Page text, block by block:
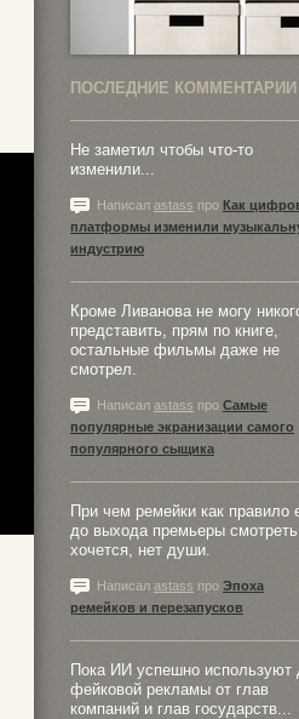
ПОСЛЕДНИЕ КОММЕНТАРИИ
Не заметил чтобы что-то
изменили...
Написал astass про Как
платформы изменили
индустрию
Кроме Ливанова не могу
представить, прям по книге,
остальные фильмы даже не
смотрел.
Написал astass про Самые
популярные экранизации самого
популярного сыщика
При чем ремейки как правило
до выхода премьеры
хочется, нет души.
Написал astass про Эпоха
ремейков и перезапусков
Пока ИИ успешно используют
фейковой рекламы от глав
компаний и глав государств...